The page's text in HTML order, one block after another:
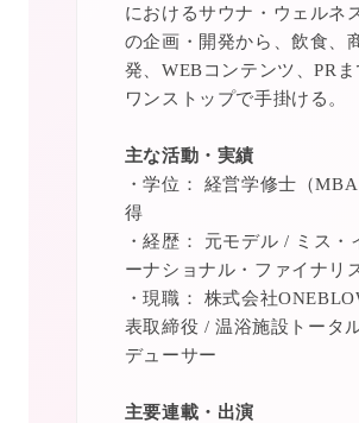
におけるサウナ・ウェルネ
の企画・開発から、飲食、
発、WEBコンテンツ、PRま
ワンストップで手掛ける。
主な活動・実績
・学位： 経営学修士（
得
・経歴： 元モデル / ミス・
ーナショナル・ファイナリ
・現職： 株式会社
表取締役 / 温浴施設トータ
デューサー
主要連載・出演